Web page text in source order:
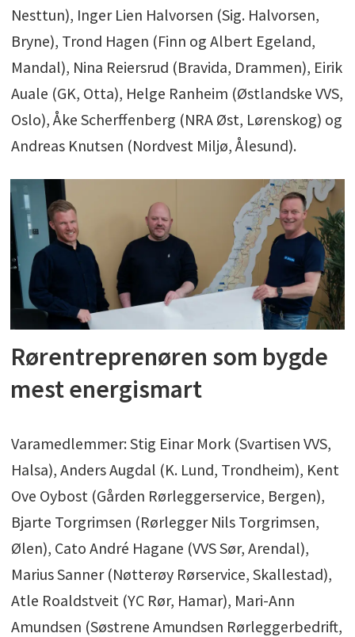
Nesttun), Inger Lien Halvorsen (Sig. Halvorsen,
Bryne), Trond Hagen (Finn og Albert Egeland,
Mandal), Nina Reiersrud (Bravida, Drammen), Eirik
Auale (GK, Otta), Helge Ranheim (Østlandske VVS,
Oslo), Åke Scherffenberg (NRA Øst, Lørenskog) og
Andreas Knutsen (Nordvest Miljø, Ålesund).
Rørentreprenøren som bygde
mest energismart
Varamedlemmer: Stig Einar Mork (Svartisen VVS,
Halsa), Anders Augdal (K. Lund, Trondheim), Kent
Ove Oybost (Gården Rørleggerservice, Bergen),
Bjarte Torgrimsen (Rørlegger Nils Torgrimsen,
Ølen), Cato André Hagane (VVS Sør, Arendal),
Marius Sanner (Nøtterøy Rørservice, Skallestad),
Atle Roaldstveit (YC Rør, Hamar), Mari-Ann
Amundsen (Søstrene Amundsen Rørleggerbedrift,